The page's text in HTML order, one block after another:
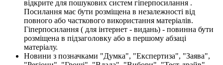
відкрите для пошукових систем гіперпосилання .
Посилання має бути розміщена в незалежності від
повного або часткового використання матеріалів.
Гіперпосилання ( для інтернет - видань) - повинна бути
розміщена в підзаголовку або в першому абзаці
матеріалу.
Новини з позначками "Думка", "Експертиза", "Заява",